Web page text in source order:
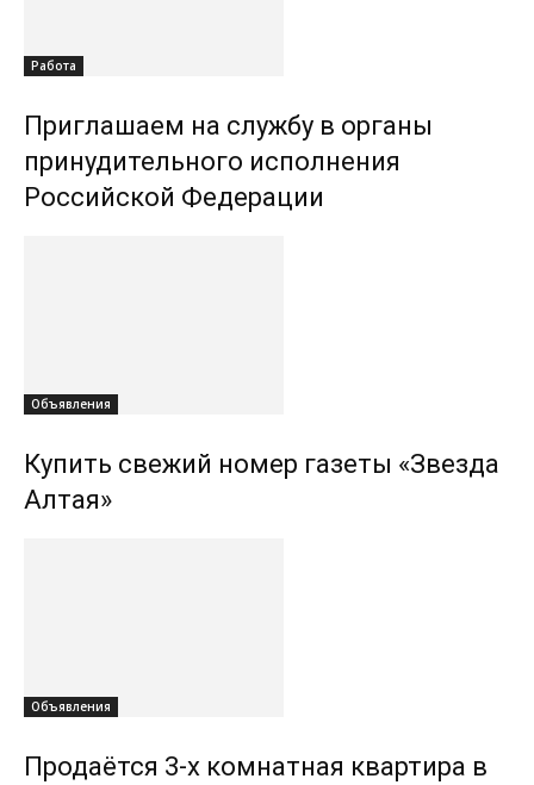
Работа
Приглашаем на службу в органы
принудительного исполнения
Российской Федерации
Объявления
Купить свежий номер газеты «Звезда
Алтая»
Объявления
Продаётся 3-х комнатная квартира в